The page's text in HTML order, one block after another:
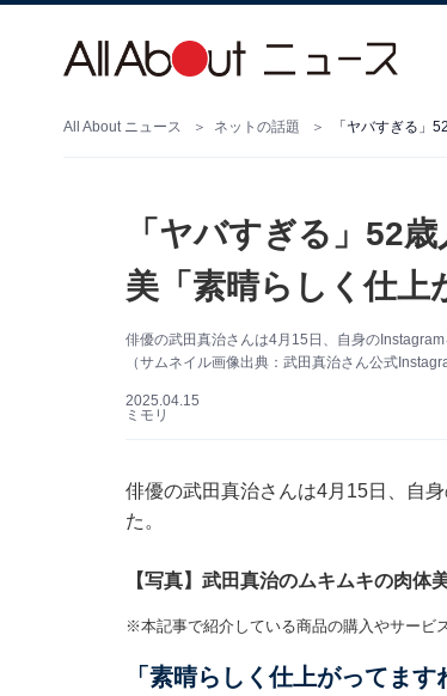
All About ニュース ネットの話題
「ヤバすぎる」52
美「素晴らしく仕上
俳優の武田真治さんは4月15日、自身の
（サムネイル画像出典：武田真治さん公式
2025.04.15
ミモリ
俳優の武田真治さんは4月15日、自
た。
【写真】武田真治のムキムキの肉体
※本記事で紹介している商品の購入やサービ
「素晴らしく仕上がってます